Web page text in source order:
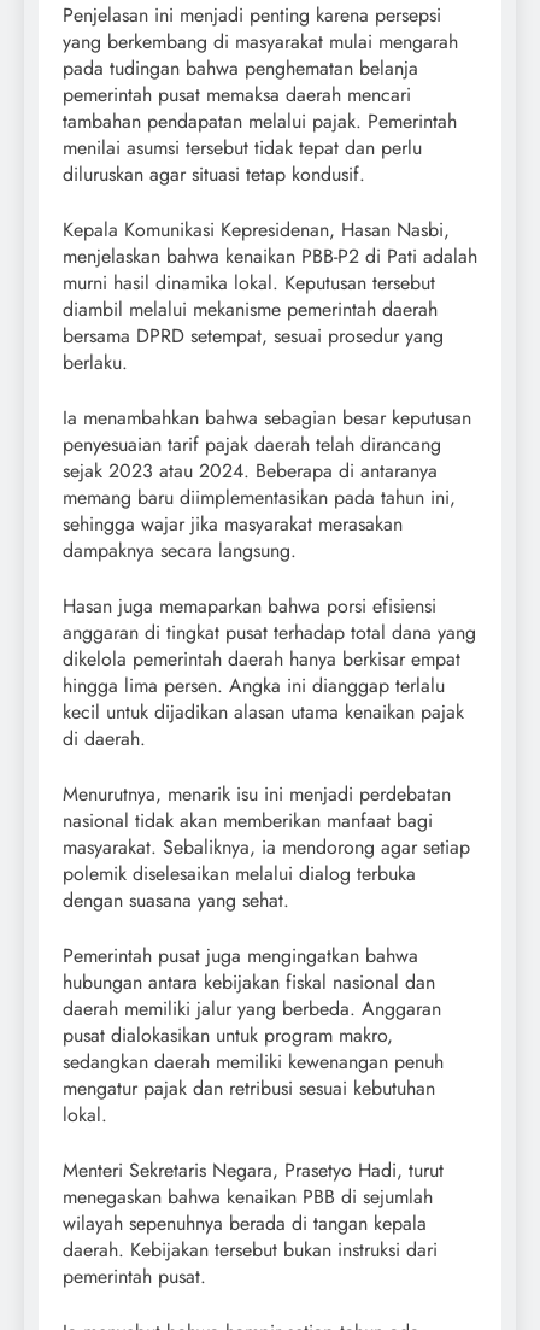
Penjelasan ini menjadi penting karena persepsi
yang berkembang di masyarakat mulai mengarah
pada tudingan bahwa penghematan belanja
pemerintah pusat memaksa daerah mencari
tambahan pendapatan melalui pajak. Pemerintah
menilai asumsi tersebut tidak tepat dan perlu
diluruskan agar situasi tetap kondusif.
Kepala Komunikasi Kepresidenan, Hasan Nasbi,
menjelaskan bahwa kenaikan PBB-P2 di Pati adalah
murni hasil dinamika lokal. Keputusan tersebut
diambil melalui mekanisme pemerintah daerah
bersama DPRD setempat, sesuai prosedur yang
berlaku.
Ia menambahkan bahwa sebagian besar keputusan
penyesuaian tarif pajak daerah telah dirancang
sejak 2023 atau 2024. Beberapa di antaranya
memang baru diimplementasikan pada tahun ini,
sehingga wajar jika masyarakat merasakan
dampaknya secara langsung.
Hasan juga memaparkan bahwa porsi efisiensi
anggaran di tingkat pusat terhadap total dana yang
dikelola pemerintah daerah hanya berkisar empat
hingga lima persen. Angka ini dianggap terlalu
kecil untuk dijadikan alasan utama kenaikan pajak
di daerah.
Menurutnya, menarik isu ini menjadi perdebatan
nasional tidak akan memberikan manfaat bagi
masyarakat. Sebaliknya, ia mendorong agar setiap
polemik diselesaikan melalui dialog terbuka
dengan suasana yang sehat.
Pemerintah pusat juga mengingatkan bahwa
hubungan antara kebijakan fiskal nasional dan
daerah memiliki jalur yang berbeda. Anggaran
pusat dialokasikan untuk program makro,
sedangkan daerah memiliki kewenangan penuh
mengatur pajak dan retribusi sesuai kebutuhan
lokal.
Menteri Sekretaris Negara, Prasetyo Hadi, turut
menegaskan bahwa kenaikan PBB di sejumlah
wilayah sepenuhnya berada di tangan kepala
daerah. Kebijakan tersebut bukan instruksi dari
pemerintah pusat.